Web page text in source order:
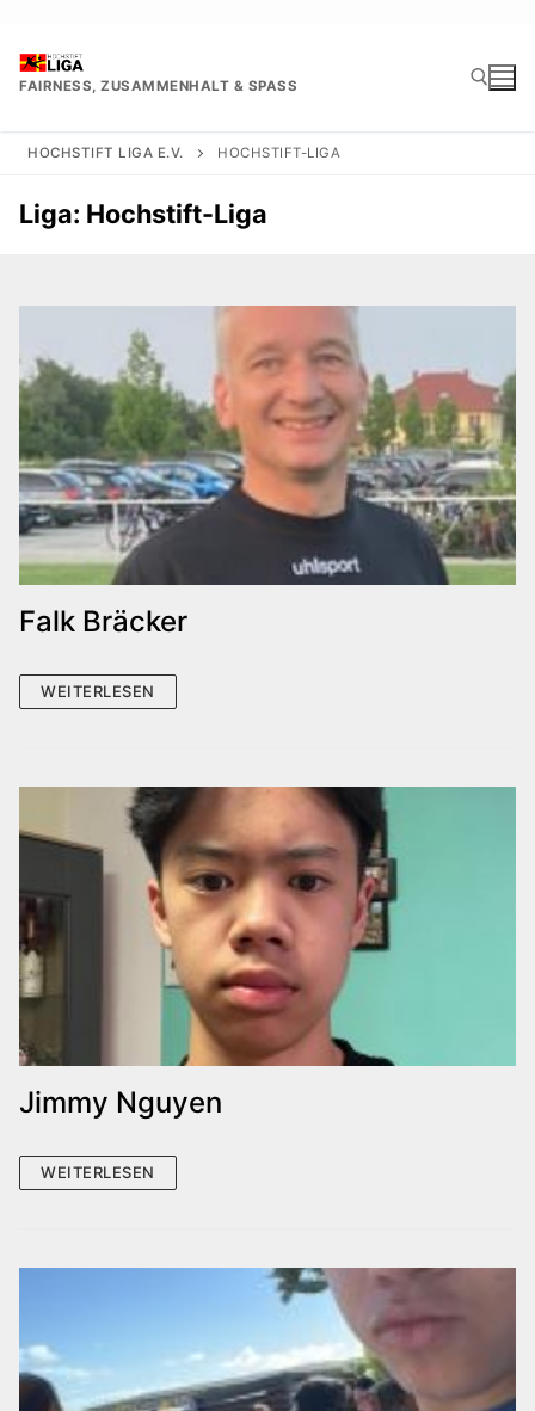
springen
FAIRNESS, ZUSAMMENHALT & SPASS
HOCHSTIFT LIGA E.V. HOCHSTIFT-LIGA
Liga: Hochstift-Liga
Falk Bräcker
WEITERLESEN
Jimmy Nguyen
WEITERLESEN